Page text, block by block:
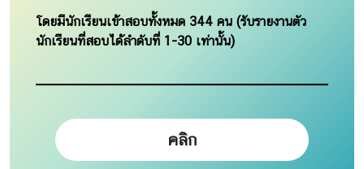
โดยมีนักเรียนเข้าสอบทั้งหมด 344 คน (รับรายงานตัว
นักเรียนที่สอบได้ลำดับที่ 1-30 เท่านั้น)
คลิก